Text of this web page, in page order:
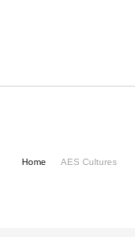
Home AES Cultures